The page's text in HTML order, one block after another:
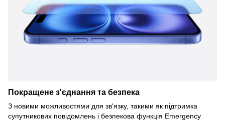
Покращене з'єднання та безпека
З новими можливостями для зв'язку, такими як підтримка
супутникових повідомлень і безпекова функція Emergency